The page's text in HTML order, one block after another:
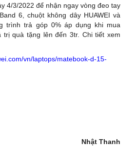
4/3/2022 để nhận ngay vòng đeo tay
6, chuột không dây HUAWEI và
trình trả góp 0% áp dụng khi mua
trị quà tặng lên đến 3tr. Chi tiết xem
vn/laptops/matebook-d-15-
Nhật Thanh